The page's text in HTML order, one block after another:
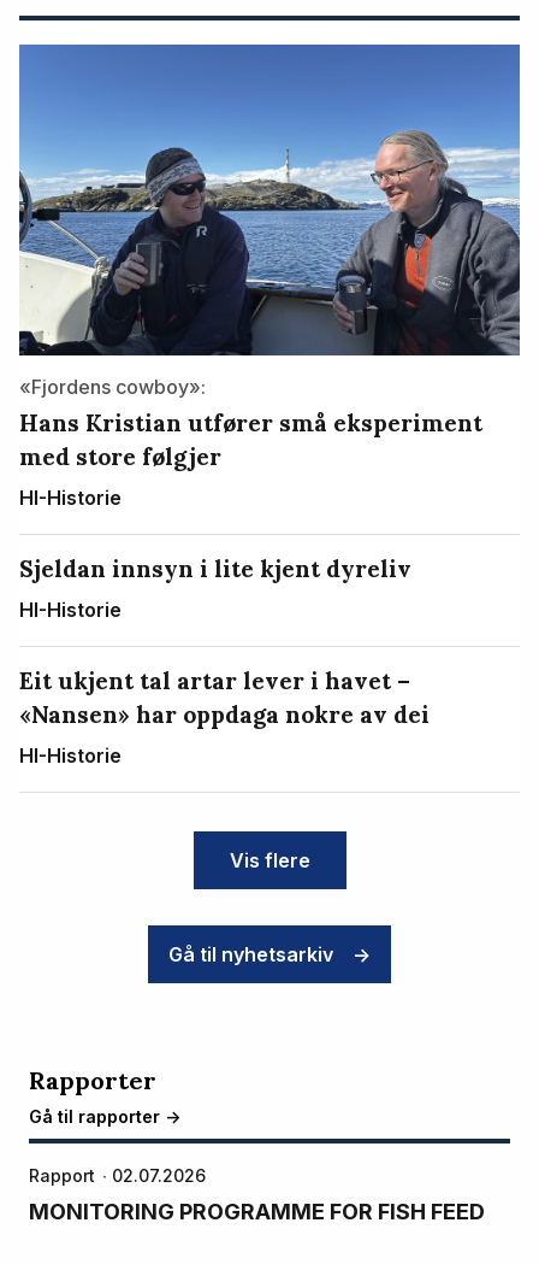
«Fjordens cowboy»:
Hans Kristian utfører små eksperiment
med store følgjer
HI-Historie
Sjeldan innsyn i lite kjent dyreliv
HI-Historie
Eit ukjent tal artar lever i havet –
«Nansen» har oppdaga nokre av dei
HI-Historie
Vis flere
Gå til nyhetsarkiv ->
Rapporter
Gå til rapporter ->
Rapport 02.07.2026
MONITORING PROGRAMME FOR FISH FEED